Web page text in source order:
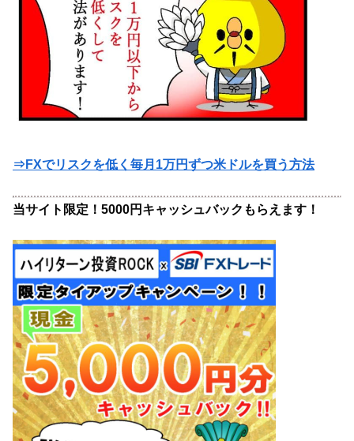
⇒FXでリスクを低く毎月1万円ずつ米ドルを買う方法
当サイト限定！5000円キャッシュバックもらえます！